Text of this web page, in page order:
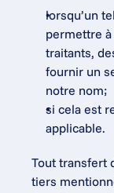
lorsqu’un
permettre
traitants,
fournir un
notre nom;
si cela est
applicable.
Tout transfert
tiers